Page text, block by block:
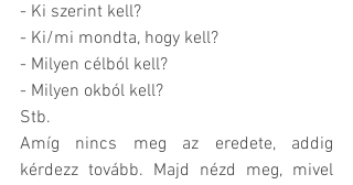
- Ki szerint kell?
- Ki/mi mondta, hogy kell?
- Milyen célból kell?
- Milyen okból kell?
Stb.
Amíg nincs meg az eredete, addig
kérdezz tovább. Majd nézd meg, mivel